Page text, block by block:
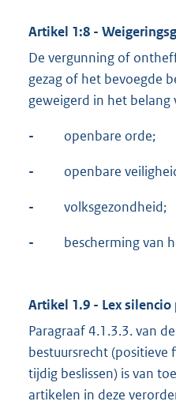
Artikel 1:8 -
De vergunning of
gezag of het bevoegde
geweigerd in het belang
- openbare orde;
- openbare
- volksgezondheid;
- bescherming van
Artikel 1.9 - Lex
Paragraaf 4.1.3.3. van
bestuursrecht (positieve
tijdig beslissen) is van
artikelen in deze